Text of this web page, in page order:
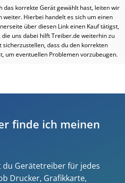
das korrekte Gerät gewählt hast, leiten wir
Hierbei handelt es sich um einen
über diesen Link einen Kauf tätigst,
uns dabei hilft Treiber.de weiterhin zu
dass du den korrekten
um eventuellen Problemen vorzubeugen.
finde ich meinen
Gerätetreiber für jedes
Drucker, Grafikkarte,